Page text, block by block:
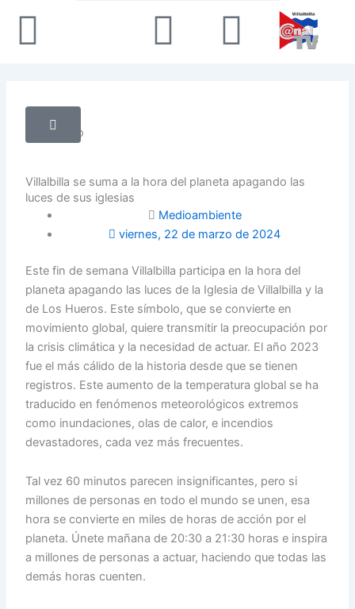
FacebookYoutube
Villalbilla se suma a la hora del planeta apagando las
luces de sus iglesias
Medioambiente
viernes, 22 de marzo de 2024
Este fin de semana Villalbilla participa en la hora del
planeta apagando las luces de la Iglesia de Villalbilla y la
de Los Hueros. Este símbolo, que se convierte en
movimiento global, quiere transmitir la preocupación por
la crisis climática y la necesidad de actuar. El año 2023
fue el más cálido de la historia desde que se tienen
registros. Este aumento de la temperatura global se ha
traducido en fenómenos meteorológicos extremos
como inundaciones, olas de calor, e incendios
devastadores, cada vez más frecuentes.
Tal vez 60 minutos parecen insignificantes, pero si
millones de personas en todo el mundo se unen, esa
hora se convierte en miles de horas de acción por el
planeta. Únete mañana de 20:30 a 21:30 horas e inspira
a millones de personas a actuar, haciendo que todas las
demás horas cuenten.